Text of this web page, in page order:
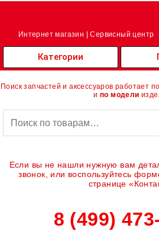
Перейти
Интернет магазин | Сервисный центр
Категории
Поиск запчастей и аксессуаров работает по
и по модели
Если вы не нашли нужную вам
звонок, или воспользуйтесь
странице
8 (499)